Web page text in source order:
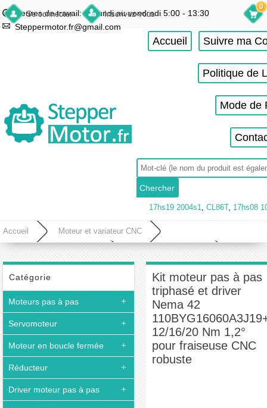
Se connecter Inscrivez-vous
Heures de travail: du lundi au vendredi 5:00 - 13:30
Steppermotor.fr@gmail.com
0
Accueil Suivre ma
Politique de
Mode de
17hs19 2004s1, CL86T, 17hs08
Accueil Moteur et variateur CNC
moteur pas à pas triphasé et driver Nema 42 110BYG16060A3J19+EC3822 12/16/20 Nm
Catégorie
Moteurs pas à pas
Servomoteur
Moteur en boucle fermée
Réducteur
Driver moteur pas à pas
Kit moteur pas à pas
triphasé et driver
Nema 42
12/16/20 Nm 1,2°
pour fraiseuse CNC
robuste